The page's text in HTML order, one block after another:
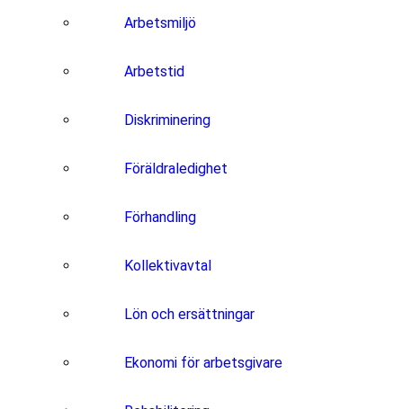
Arbetsmiljö
Arbetstid
Diskriminering
Föräldraledighet
Förhandling
Kollektivavtal
Lön och ersättningar
Ekonomi för arbetsgivare